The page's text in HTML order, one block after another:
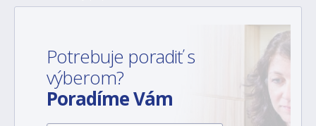
Potrebuje poradiť s
výberom?
Poradíme Vám